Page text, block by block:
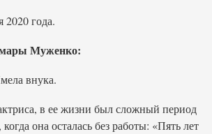
2020 года.
Муженко:
внука.
в ее жизни был сложный период
она осталась без работы: «Пять лет